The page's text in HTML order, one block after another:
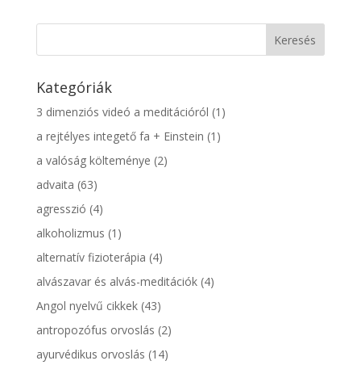
Kategóriák
3 dimenziós videó a meditációról (1)
a rejtélyes integető fa + Einstein (1)
a valóság költeménye (2)
advaita (63)
agresszió (4)
alkoholizmus (1)
alternatív fizioterápia (4)
alvászavar és alvás-meditációk(4)
Angol nyelvű cikkek(43)
antropozófus orvoslás (2)
ayurvédikus orvoslás (14)